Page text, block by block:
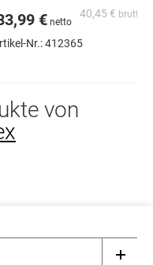
40,45 €
€
Nr.:412365
von